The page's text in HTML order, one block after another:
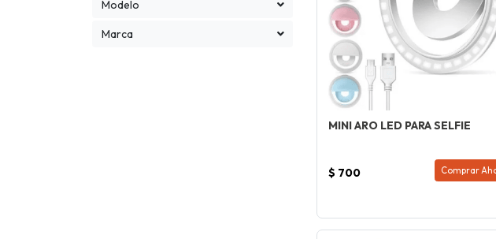
Modelo
Marca
MINI ARO LED PARA SELFIE
$ 700 Comprar